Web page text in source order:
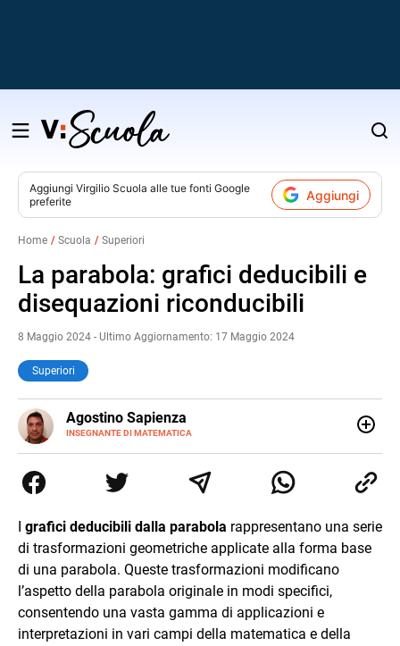
Salta
contenuto
Aggiungi Virgilio Scuola alle tue fonti Google
preferite
Aggiungi
Home Scuola Superiori
La parabola: grafici deducibili e
disequazioni riconducibili
8 Maggio 2024 - Ultimo Aggiornamento: 17 Maggio 2024
Superiori
Agostino Sapienza
INSEGNANTE DI MATEMATICA
E-
MAIL
LINKEDIN
Tommaso Gulli. Ho conseguito la laurea triennale in
Relazioni Internazionali a Messina e in Economia
commercialisti sono stato chiamato per una supplenza
covid nella classe di insegnamento A47. Ho poi
conseguito l'abilitazione a Trieste nel sostegno e sono
entrato di ruolo nel 2023
I grafici deducibili dalla parabola rappresentano una serie
di trasformazioni geometriche applicate alla forma base
di una parabola. Queste trasformazioni modificano
l’aspetto della parabola originale in modi specifici,
consentendo una vasta gamma di applicazioni e
interpretazioni in vari campi della matematica e della